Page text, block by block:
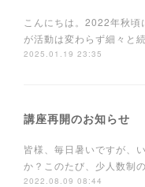
こんにちは。2022年秋
が活動は変わらず細々と
2025.01.19 23:35
講座再開のお知らせ
皆様、毎日暑いですが、
か？このたび、少人数制
2022.08.09 08:44